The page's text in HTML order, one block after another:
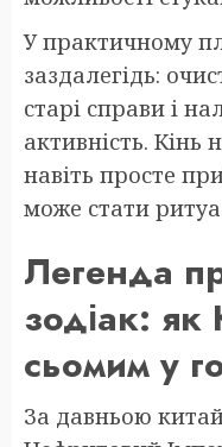
У практичному
заздалегідь:
старі справи і
активність. Кінь
навіть просте
може стати
Легенда
зодіак: як
сьомим у
За давньою